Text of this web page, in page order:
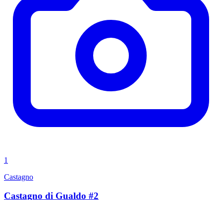
1
Castagno
Castagno di Gualdo #2